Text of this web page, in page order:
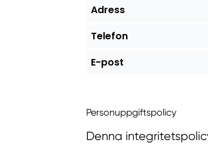
Adress
Telefon
E-post
Personuppgiftspolicy
Denna